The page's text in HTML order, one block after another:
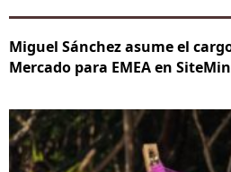
Miguel Sánchez asume el
Mercado para EMEA en